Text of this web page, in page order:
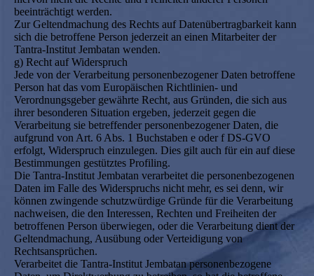
beeinträchtigt werden.
Zur Geltendmachung des Rechts auf Datenübertragbarkeit kann
sich die betroffene Person jederzeit an einen Mitarbeiter der
Tantra-Institut Jembatan wenden.
g) Recht auf Widerspruch
Jede von der Verarbeitung personenbezogener Daten betroffene
Person hat das vom Europäischen Richtlinien- und
Verordnungsgeber gewährte Recht, aus Gründen, die sich aus
ihrer besonderen Situation ergeben, jederzeit gegen die
Verarbeitung sie betreffender personenbezogener Daten, die
aufgrund von Art. 6 Abs. 1 Buchstaben e oder f DS-GVO
erfolgt, Widerspruch einzulegen. Dies gilt auch für ein auf diese
Bestimmungen gestütztes Profiling.
Die Tantra-Institut Jembatan verarbeitet die personenbezogenen
Daten im Falle des Widerspruchs nicht mehr, es sei denn, wir
können zwingende schutzwürdige Gründe für die Verarbeitung
nachweisen, die den Interessen, Rechten und Freiheiten der
betroffenen Person überwiegen, oder die Verarbeitung dient der
Geltendmachung, Ausübung oder Verteidigung von
Rechtsansprüchen.
Verarbeitet die Tantra-Institut Jembatan personenbezogene